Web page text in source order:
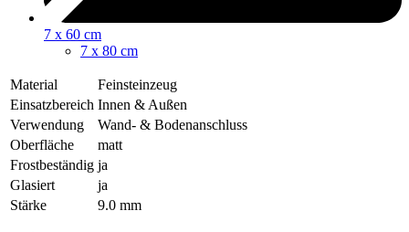
7 x 60 cm
7 x 80 cm
Material
Feinsteinzeug
Einsatzbereich Innen & Außen
Verwendung
Wand- & Bodenanschluss
Oberfläche
matt
Frostbeständig ja
Glasiert
ja
Stärke
9.0 mm